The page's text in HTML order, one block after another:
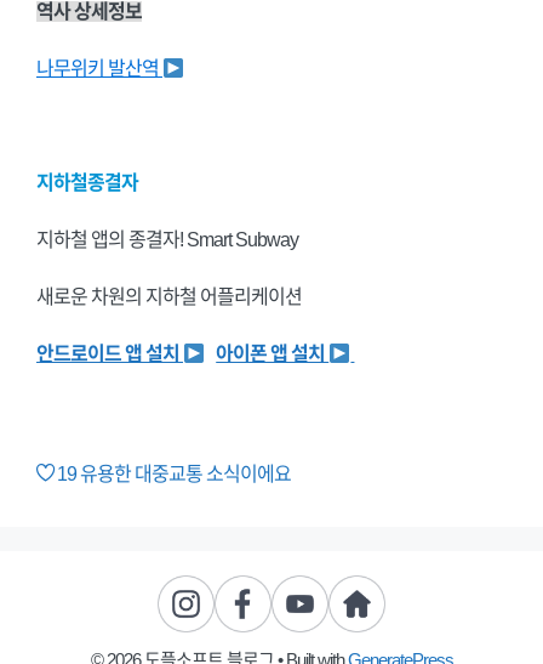
역사 상세정보
나무위키 발산역
지하철종결자
지하철 앱의 종결자! Smart Subway
새로운 차원의 지하철 어플리케이션
안드로이드 앱 설치 아이폰 앱 설치
19유용한 대중교통 소식이에요
© 2026 도플소프트 블로그 • Built withGeneratePress